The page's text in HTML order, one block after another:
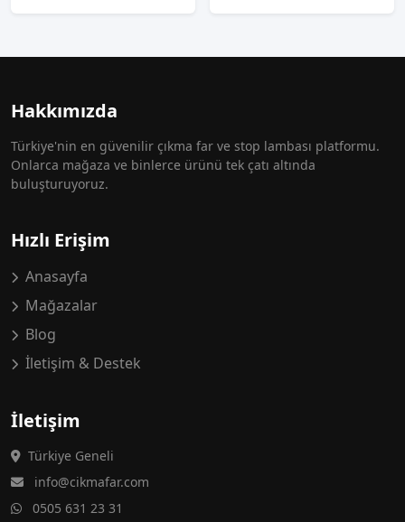
Hakkımızda
Türkiye'nin en güvenilir çıkma far ve stop lambası platformu.
Onlarca mağaza ve binlerce ürünü tek çatı altında
buluşturuyoruz.
Hızlı Erişim
Anasayfa
Mağazalar
Blog
İletişim & Destek
İletişim
Türkiye Geneli
info@cikmafar.com
0505 631 23 31